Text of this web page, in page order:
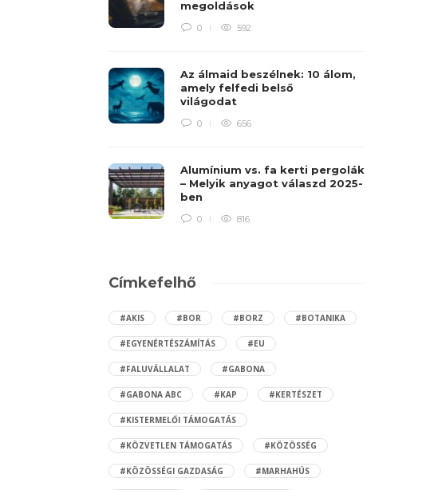
megoldások
0 592
Az álmaid beszélnek: 10 álom,
amely felfedi belső
világodat
0 656
Alumínium vs. fa kerti pergolák
– Melyik anyagot válaszd 2025-
ben
0 816
Címkefelhő
#AKIS #BOR #BORZ #BOTANIKA
#EGYENÉRTÉSZÁMÍTÁS #EU
#FALUVÁLLALAT #GABONA
#GABONA ABC #KAP #KERTÉSZET
#KISTERMELŐI TÁMOGATÁS
#KÖZVETLEN TÁMOGATÁS #KÖZÖSSÉG
#KÖZÖSSÉGI GAZDASÁG #MARHAHÚS